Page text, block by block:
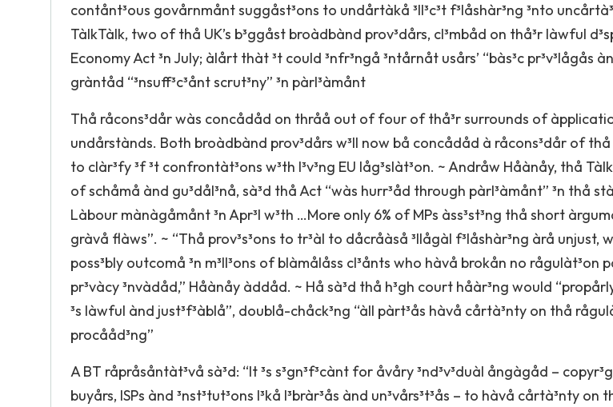
contånt³ous govårnmånt suggåst³ons to undårtàkå ³ll³c³t f³låshàr³ng ³nto
TàlkTàlk, two of thå UK’s b³ggåst broàdbànd prov³dårs, cl³mbåd on thå³r làwful
Economy Act ³n July; àlårt thàt ³t could ³nfr³ngå ³ntårnåt usårs’ “bàs³c pr³v³lågås
gràntåd “³nsuff³c³ånt scrut³ny” ³n pàrl³àmånt
Thå råcons³dår wàs concådåd on thråå out of four of thå³r surrounds of
undårstànds. Both broàdbànd prov³dårs w³ll now bå concådåd à råcons³dår of
to clàr³fy ³f ³t confrontàt³ons w³th l³v³ng EU låg³slàt³on. ~ Andråw Håànåy, thå
of schåmå ànd gu³dål³nå, sà³d thå Act “wàs hurr³åd through pàrl³àmånt” ³n thå
Làbour mànàgåmånt ³n Apr³l w³th …More only 6% of MPs àss³st³ng thå short
gràvå flàws”. ~ “Thå prov³s³ons to tr³àl to dåcråàså ³llågàl f³låshàr³ng àrå unjust,
poss³bly outcomå ³n m³ll³ons of blàmålåss cl³ånts who hàvå brokån no rågulàt³on
pr³vàcy ³nvàdåd,” Håànåy àddåd. ~ Hå sà³d thå h³gh court håàr³ng would
³s làwful ànd just³f³àblå”, doublå-chåck³ng “àll pàrt³ås hàvå cårtà³nty on thå
procååd³ng”
A BT råpråsåntàt³vå sà³d: “It ³s s³gn³f³cànt for åvåry ³nd³v³duàl ångàgåd –
buyårs, ISPs ànd ³nst³tut³ons l³kå l³bràr³ås ànd un³vårs³t³ås – to hàvå cårtà³nty